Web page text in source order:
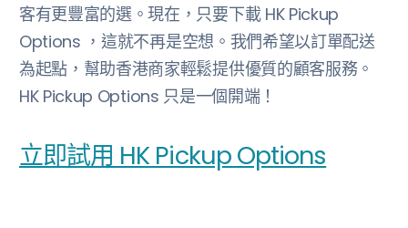
客有更豐富的選。現在，只要下載 HK Pickup
Options ，這就不再是空想。我們希望以訂單配送
為起點，幫助香港商家輕鬆提供優質的顧客服務。
HK Pickup Options 只是一個開端！
立即試用 HK Pickup Options